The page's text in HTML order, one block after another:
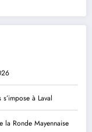
à Laval
la Ronde Mayennaise